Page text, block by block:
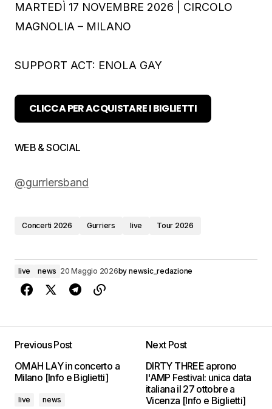
MARTEDÌ 17 NOVEMBRE 2026 | CIRCOLO
MAGNOLIA – MILANO
SUPPORT ACT: ENOLA GAY
CLICCA PER ACQUISTARE I BIGLIETTI
WEB & SOCIAL
@gurriersband
Concerti 2026 Gurriers live Tour 2026
live news 20 Maggio 2026by newsic_redazione
Previous Post
OMAH LAY in concerto a
Milano [Info e Biglietti]
live
news
Next Post
DIRTY THREE aprono
l'AMP Festival: unica data
italiana il 27 ottobre a
Vicenza [Info e Biglietti]